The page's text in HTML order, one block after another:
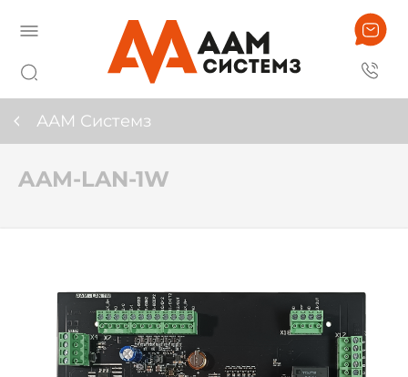
ААМ Системз
AAM-LAN-1W